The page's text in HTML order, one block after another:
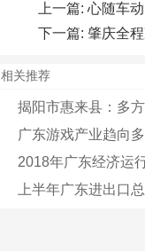
上一篇: 心随车
下一篇: 肇庆全
相关推荐
揭阳市惠来县：多
广东游戏产业趋向
2018年广东经济运
上半年广东进出口